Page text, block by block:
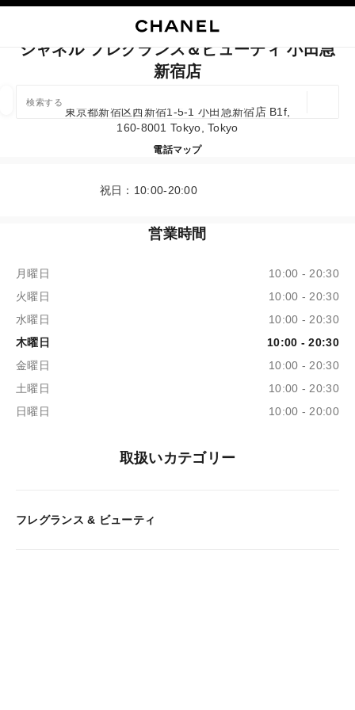
店舗の検索
この検索バーの下に候補が表示されます
0 提案あり
ブティックカードを閉じる シャネル フレグランス＆ビューティ 小田急新宿店
シャネル フレグランス＆ビューティ 小田急
新宿店
東京都新宿区西新宿1-5-1 小田急新宿店 B1f,
160-8001 Tokyo, Tokyo
電話03-3348-6859
マップシャネル フレグランス＆ビ
祝日：10:00-20:00
営業時間
月曜日
10:00 - 20:30
火曜日
10:00 - 20:30
水曜日
10:00 - 20:30
木曜日
10:00 - 20:30
金曜日
10:00 - 20:30
土曜日
10:00 - 20:30
日曜日
10:00 - 20:00
取扱いカテゴリー
フレグランス & ビューティ